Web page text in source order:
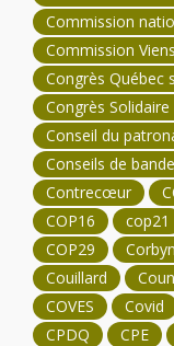
Commission
Commission Viens
Congrès Québec
Congrès Solidaire
Conseil du
Conseils de bande
Contrecœur
COP16
cop21
COP29
Corbyn
Couillard
COVES
Covid
CPDQ
CPE